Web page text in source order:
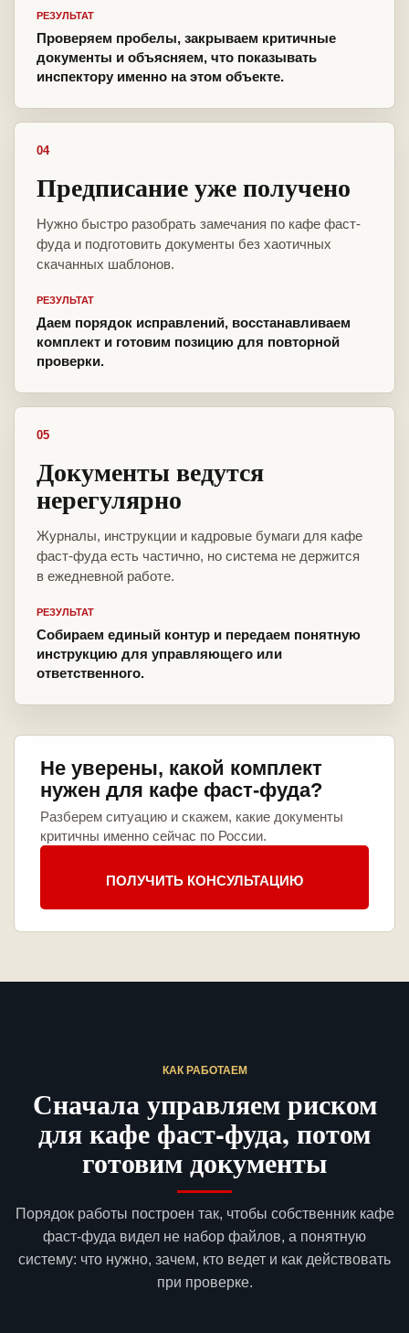
РЕЗУЛЬТАТ
Проверяем пробелы, закрываем критичные
документы и объясняем, что показывать
инспектору именно на этом объекте.
04
Предписание уже получено
Нужно быстро разобрать замечания по кафе фаст-
фуда и подготовить документы без хаотичных
скачанных шаблонов.
РЕЗУЛЬТАТ
Даем порядок исправлений, восстанавливаем
комплект и готовим позицию для повторной
проверки.
05
Документы ведутся
нерегулярно
Журналы, инструкции и кадровые бумаги для кафе
фаст-фуда есть частично, но система не держится
в ежедневной работе.
РЕЗУЛЬТАТ
Собираем единый контур и передаем понятную
инструкцию для управляющего или
ответственного.
Не уверены, какой комплект
нужен для кафе фаст-фуда?
Разберем ситуацию и скажем, какие документы
критичны именно сейчас по России.
ПОЛУЧИТЬ КОНСУЛЬТАЦИЮ
КАК РАБОТАЕМ
Сначала управляем риском
для кафе фаст-фуда, потом
готовим документы
Порядок работы построен так, чтобы собственник кафе
фаст-фуда видел не набор файлов, а понятную
систему: что нужно, зачем, кто ведет и как действовать
при проверке.